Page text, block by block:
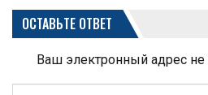
ОСТАВЬТЕ ОТВЕТ
Ваш электронный адрес не